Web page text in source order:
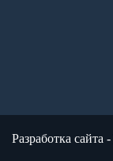
Разработка сайта -